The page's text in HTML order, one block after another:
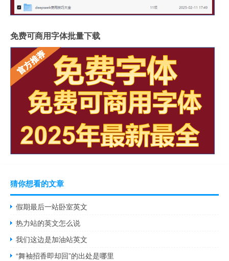
免费可商用字体批量下载
猜你想看的文章
假期最后一站卧室英文
热力站的英文怎么说
我们这边是加油站英文
“舞袖招香即却回”的出处是哪里